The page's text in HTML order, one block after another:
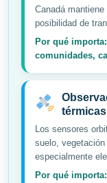
Canadá
posibilidad de
Por qué
comunidades,
Los sensores
suelo,
especialmente
Por qué